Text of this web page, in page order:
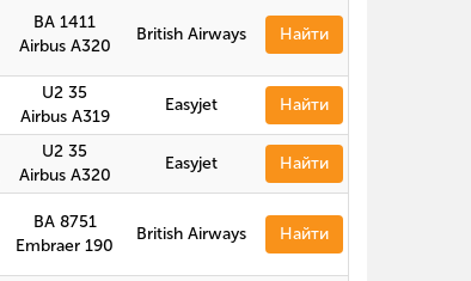
BA 1411
Airbus А320
British Airways Найти
U2 35
Airbus A319
Easyjet Найти
U2 35
Airbus А320
Easyjet Найти
BA 8751
Embraer 190
British Airways Найти